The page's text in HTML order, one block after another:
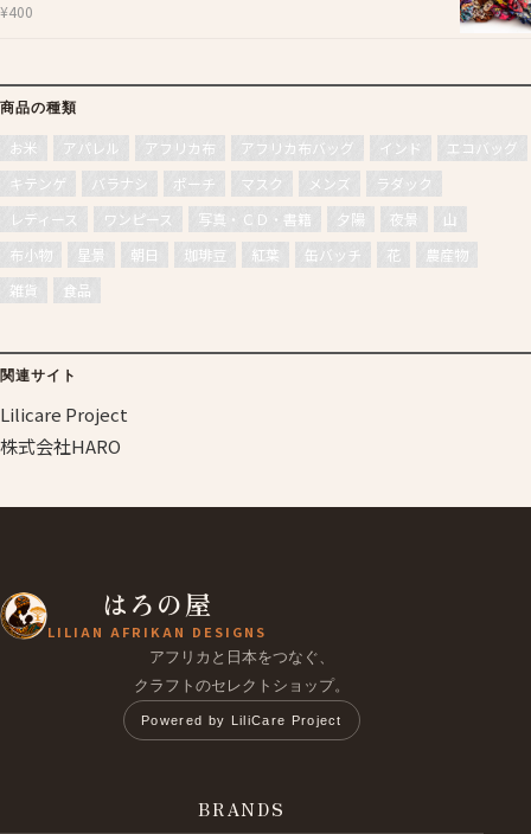
¥400
商品の種類
お米 アパレル アフリカ布 アフリカ布バッグ インド
エコバッグ
キテンゲ
バラナシ ポーチ マスク メンズ
ラダック
レディース
ワンピース 写真・ＣＤ・書籍 夕陽 夜景
山
布小物
星景 朝日 珈琲豆 紅葉 缶バッチ 花
農産物
雑貨
食品
関連サイト
Lilicare Project
株式会社HARO
はろの屋
LILIAN AFRIKAN DESIGNS
アフリカと日本をつなぐ、
クラフトのセレクトショップ。
Powered by LiliCare Project
BRANDS